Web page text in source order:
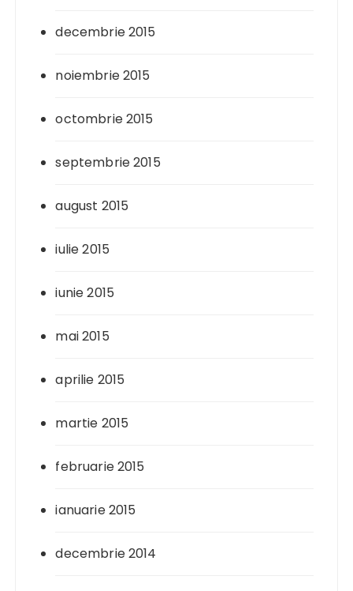
decembrie 2015
noiembrie 2015
octombrie 2015
septembrie 2015
august 2015
iulie 2015
iunie 2015
mai 2015
aprilie 2015
martie 2015
februarie 2015
ianuarie 2015
decembrie 2014